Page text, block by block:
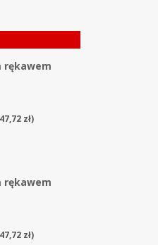
zł)
zł)